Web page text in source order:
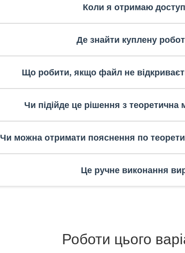
Коли я отримаю
Де знайти куплену
Що робити, якщо файл не
Чи підійде це рішення з теоретична
Чи можна отримати пояснення по
Це ручне виконання
Роботи цього